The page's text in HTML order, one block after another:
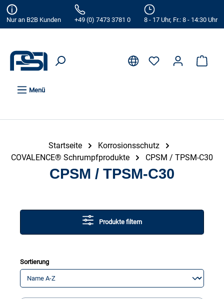
springen
Nur an B2B Kunden
+49 (0) 7473 3781 0 8 - 17 Uhr, Fr.: 8 - 14:30 Uhr
Menü
Startseite
Korrosionsschutz
COVALENCE® Schrumpfprodukte
CPSM / TPSM-C30
CPSM / TPSM-C30
Produkte filtern
Sortierung